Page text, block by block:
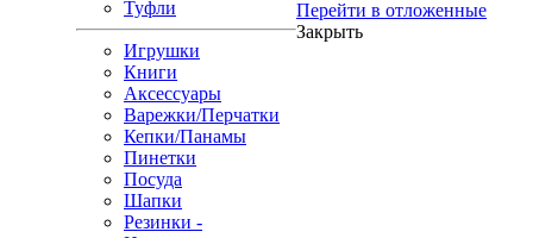
Туфли
Игрушки
Книги
Аксессуары
Варежки/Перчатки
Кепки/Панамы
Пинетки
Посуда
Шапки
Резинки -
Перейти в отложенные
Закрыть